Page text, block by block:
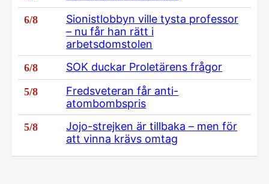
6/8
Sionistlobbyn ville tysta professor
– nu får han rätt i
arbetsdomstolen
6/8 SOK duckar Proletärens frågor
5/8
Fredsveteran får anti-
atombombspris
5/8
Jojo-strejken är tillbaka – men för
att vinna krävs omtag